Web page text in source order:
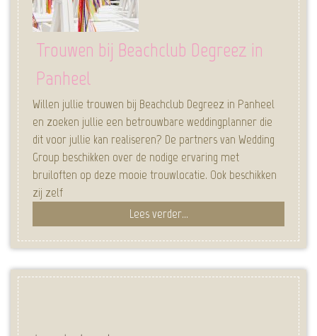
Trouwen bij Beachclub Degreez in
Panheel
Willen jullie trouwen bij Beachclub Degreez in Panheel
en zoeken jullie een betrouwbare weddingplanner die
dit voor jullie kan realiseren? De partners van Wedding
Group beschikken over de nodige ervaring met
bruiloften op deze mooie trouwlocatie. Ook beschikken
zij zelf
Lees verder...